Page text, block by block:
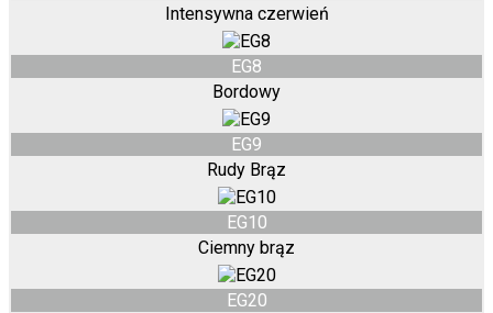
Intensywna czerwień
EG8
Bordowy
EG9
Rudy Brąz
EG10
Ciemny brąz
EG20